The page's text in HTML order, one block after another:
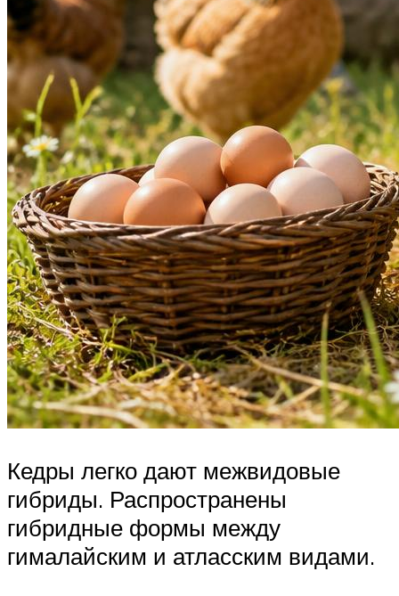
Кедры легко дают межвидовые
гибриды. Распространены
гибридные формы между
гималайским и атласским видами.